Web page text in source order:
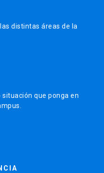
distintas áreas de la
que ponga en